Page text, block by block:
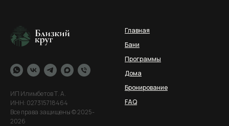
ИП Илимбетов Т. А.
ИНН: 027315718464
Все права защищены © 2025-
2026
Главная
Бани
Программы
Дома
Бронирование
FAQ